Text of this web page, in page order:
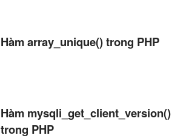
Hàm array_unique() trong PHP
Hàm mysqli_get_client_version()
trong PHP